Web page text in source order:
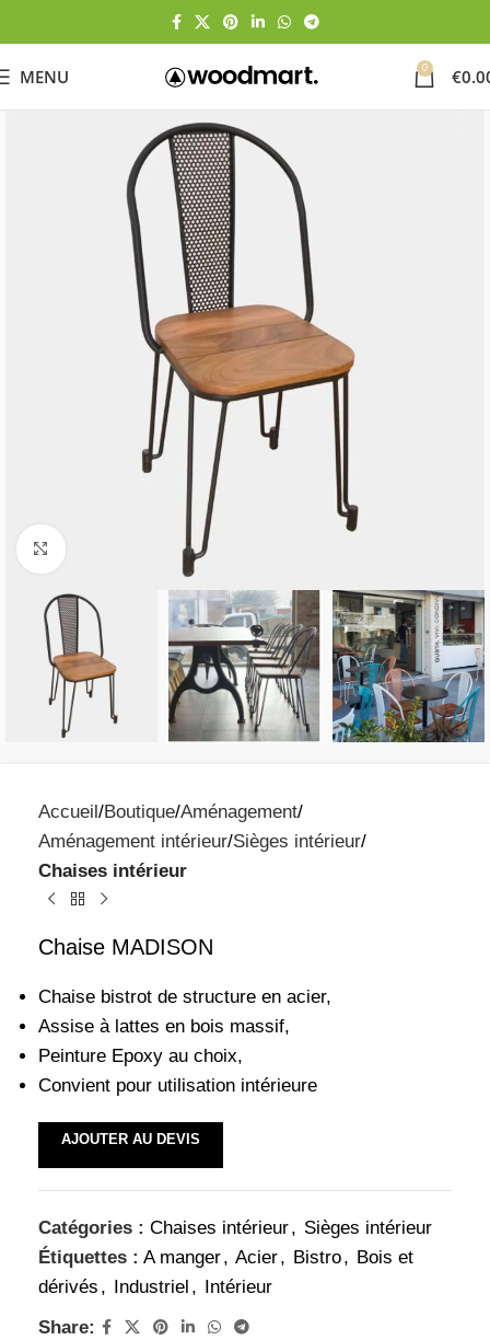
MENU 0 €
Click to enlarge
Accueil Boutique Aménagement
Aménagement intérieur Sièges intérieur
Chaises intérieur
Chaise MADISON
Chaise bistrot de structure en acier,
Assise à lattes en bois massif,
Peinture Epoxy au choix,
Convient pour utilisation intérieure
AJOUTER AU DEVIS
Catégories : Chaises intérieur, Sièges intérieur
Étiquettes : A manger, Acier, Bistro, Bois et
dérivés , Industriel ,
Intérieur
Share: